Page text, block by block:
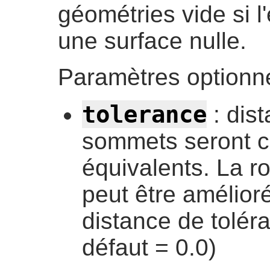
géométries vide si
une surface nulle.
Paramètres
tolerance :
sommets seront
équivalents. La
peut être
distance de
défaut = 0.0)